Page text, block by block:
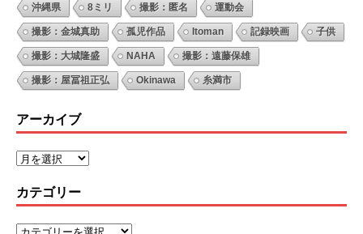
沖縄県 8ミリ 撮影：匿名 運動会
撮影：金城真助 孤児作品 Itoman 記録映画 子供
撮影：大城隆盛 NAHA 撮影：遠藤保雄
撮影：屋冨祖正弘 Okinawa 糸満市
アーカイブ
カテゴリー